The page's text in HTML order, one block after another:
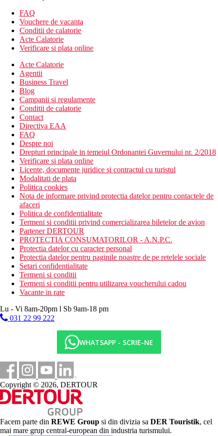
Camera dubla, Promo:
Suita, de familie, vedere la mare:
retractabila, pat supraetajat pentru copii, facilitati pentru
prepararea de ceai si cafea.
Demipensiune
Mic dejun si cina tip bufet
All Inclusive
Mic dejun, pranz si cina tip bufet
Gustari usoare in timpul zilei
Inghetata (11:00 a.m.–9:30 p.m.)
Bauturi alcoolice si nealcoolice selectate (10:00
a.m.-11:00 p.m.)
Plaja
plaja cu nisip la cca 50 m de hotel
sezlonguri, umbrele si prosoape contra cost
Activitati sportive
Gratuit:fitness
Contra cost:sporturi nautice pe plaja, scoala de scufundari,
sauna, tenis de masa
Facilitati copii
piscina pentru copii
loc de joaca
patut gratuit
Site-ul web
http://www.stamatiahotel.com
Internet
Gratuit:Wi-Fi in intregul hotel
La cerere (in functie de cerinte specifice), sunt disponibile
camere adaptate pentru clienti cu dizabilitati.
Categoria oficiala
3 stele
Distanţe
FAQ
Vouchere de vacanta
Conditii de calatorie
Acte Calatorie
Verificare si plata online
Acte Calatorie
Agentii
Business Travel
Blog
Campanii si regulamente
Conditii de calatorie
Contact
Directiva EAA
FAQ
Despre noi
Drepturi principale in temeiul Ordonantei Guvernului nr. 2/2018
Verificare si plata online
Licente, documente juridice si contractul cu turistul
Modalitati de plata
Politica cookies
Nota de informare privind protectia datelor pentru contactele de
afaceri
Politica de confidentialitate
Termeni si conditii privind comercializarea biletelor de avion
Partener DERTOUR
PROTECTIA CONSUMATORILOR - A.N.P.C.
Protectia datelor cu caracter personal
Protectia datelor pentru paginile noastre de pe retelele sociale
Setari confidentialitate
Termeni si conditii
Termeni si conditii pentru utilizarea voucherului cadou
Vacante in rate
Lu - Vi 8am-20pm l Sb 9am-18 pm
031 22 99 222
WHATSAPP - SCRIE-NE
Copyright © 2026, DERTOUR
Facem parte din REWE Group si din divizia sa DER Touristik, cel
mai mare grup central-european din industria turismului.